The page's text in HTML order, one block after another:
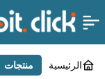
الرئيسية منتجات